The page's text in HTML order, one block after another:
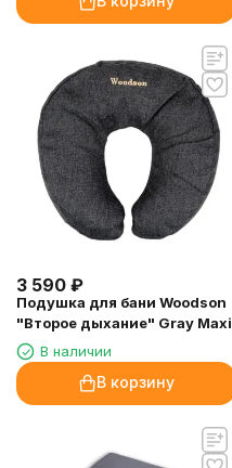
3 590 ₽
Подушка для бани Woodson
"Второе дыхание" Gray Maxi
В наличии
В корзину